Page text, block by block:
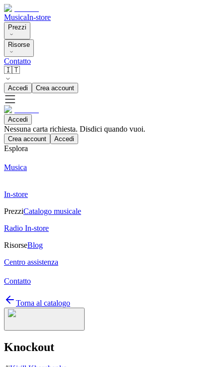
MusicaIn-store
Prezzi
Risorse
Contatto
🇮🇹
Accedi Crea account
Accedi
Nessuna carta richiesta. Disdici quando vuoi.
Crea account Accedi
Esplora
Musica
In-store
PrezziCatalogo musicale
Radio In-store
RisorseBlog
Centro assistenza
Contatto
Torna al catalogo
Knockout